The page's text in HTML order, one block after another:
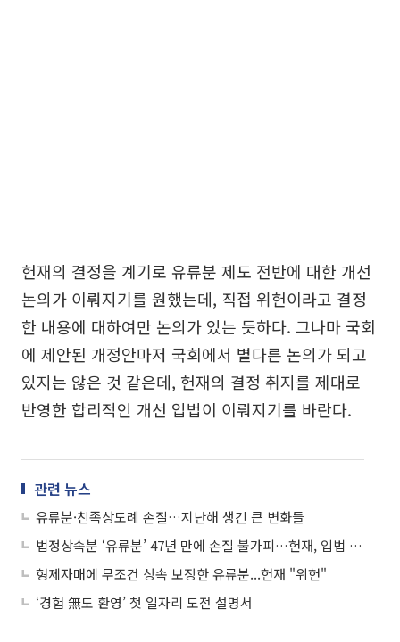
헌재의 결정을 계기로 유류분 제도 전반에 대한 개선
논의가 이뤄지기를 원했는데, 직접 위헌이라고 결정
한 내용에 대하여만 논의가 있는 듯하다. 그나마 국회
에 제안된 개정안마저 국회에서 별다른 논의가 되고
있지는 않은 것 같은데, 헌재의 결정 취지를 제대로
반영한 합리적인 개선 입법이 이뤄지기를 바란다.
관련 뉴스
유류분·친족상도례 손질…지난해 생긴 큰 변화들
법정상속분 ‘유류분’ 47년 만에 손질 불가피…헌재, 입법 개선 명령
형제자매에 무조건 상속 보장한 유류분...헌재 "위헌"
‘경험 無도 환영’ 첫 일자리 도전 설명서